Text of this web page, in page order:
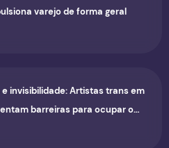
varejo de forma geral
invisibilidade: Artistas trans em
barreiras para ocupar o